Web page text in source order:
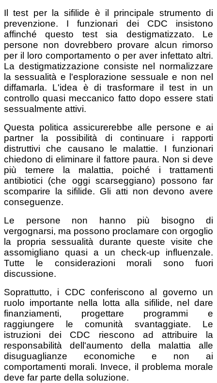
Il test per la sifilide è il principale strumento di
prevenzione. I funzionari dei CDC insistono
affinché questo test sia destigmatizzato. Le
persone non dovrebbero provare alcun rimorso
per il loro comportamento o per aver infettato altri.
La destigmatizzazione consiste nel normalizzare
la sessualità e l'esplorazione sessuale e non nel
diffamarla. L'idea è di trasformare il test in un
controllo quasi meccanico fatto dopo essere stati
sessualmente attivi.
Questa politica assicurerebbe alle persone e ai
partner la possibilità di continuare i rapporti
distruttivi che causano le malattie. I funzionari
chiedono di eliminare il fattore paura. Non si deve
più temere la malattia, poiché i trattamenti
antibiotici (che oggi scarseggiano) possono far
scomparire la sifilide. Gli atti non devono avere
conseguenze.
Le persone non hanno più bisogno di
vergognarsi, ma possono proclamare con orgoglio
la propria sessualità durante queste visite che
assomigliano quasi a un check-up influenzale.
Tutte le considerazioni morali sono fuori
discussione.
Soprattutto, i CDC conferiscono al governo un
ruolo importante nella lotta alla sifilide, nel dare
finanziamenti, progettare programmi e
raggiungere le comunità svantaggiate. Le
istruzioni dei CDC riescono ad attribuire la
responsabilità dell'aumento della malattia alle
disuguaglianze economiche e non ai
comportamenti morali. Invece, il problema morale
deve far parte della soluzione.